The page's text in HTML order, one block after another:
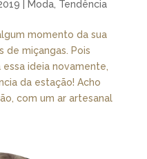
Moda, Tendência
momento da sua
de miçangas. Pois
ideia novamente,
da estação! Acho
com um ar artesanal